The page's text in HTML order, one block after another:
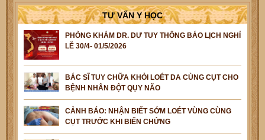
TƯ VẤN Y HỌC
PHÒNG KHÁM DR. DƯ TUY THÔNG BÁO LỊCH NGHỈ
LỄ 30/4- 01/5/2026
BÁC SĨ TUY CHỮA KHỎI LOÉT DA CÙNG CỤT CHO
BỆNH NHÂN ĐỘT QỤY NÃO
CẢNH BÁO: NHẬN BIẾT SỚM LOÉT VÙNG CÙNG
CỤT TRƯỚC KHI BIẾN CHỨNG